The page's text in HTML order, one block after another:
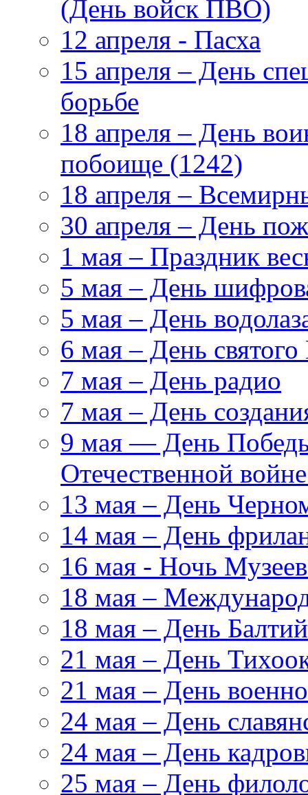
(День войск ПВО)
12 апреля - Пасха
15 апреля – День
борьбе
18 апреля – День
побоище (1242)
18 апреля –
30 апреля – День
1 мая – Праздник
5 мая – День
5 мая – День
6 мая – День
7 мая – День радио
7 мая – День
9 мая — День Победы
Отечественной
13 мая – День
14 мая – День
16 мая - Ночь
18 мая –
18 мая – День
21 мая – День
21 мая – День
24 мая – День
24 мая – День
25 мая – День